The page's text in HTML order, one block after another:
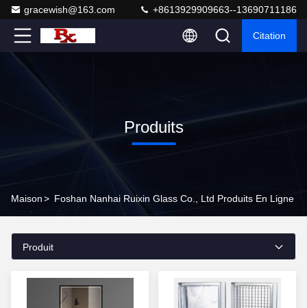
gracewish@163.com +8613929909663--13690711186
Citation
Produits
Maison> Foshan Nanhai Ruixin Glass Co., Ltd Produits En Ligne
Produit